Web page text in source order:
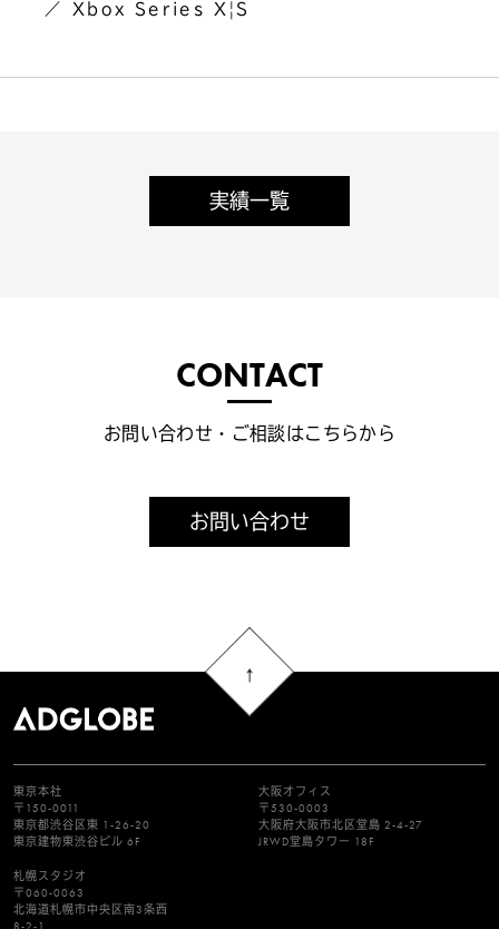
Xbox Series X|S
実績一覧
CONTACT
お問い合わせ・ご相談はこちらから
お問い合わせ
東京本社
〒150-0011
東京都渋谷区東 1-26-20
東京建物東渋谷ビル 6F
大阪オフィス
〒530-0003
大阪府大阪市北区堂島 2-4-27
JRWD堂島タワー 18F
札幌スタジオ
〒060-0063
北海道札幌市中央区南3条西